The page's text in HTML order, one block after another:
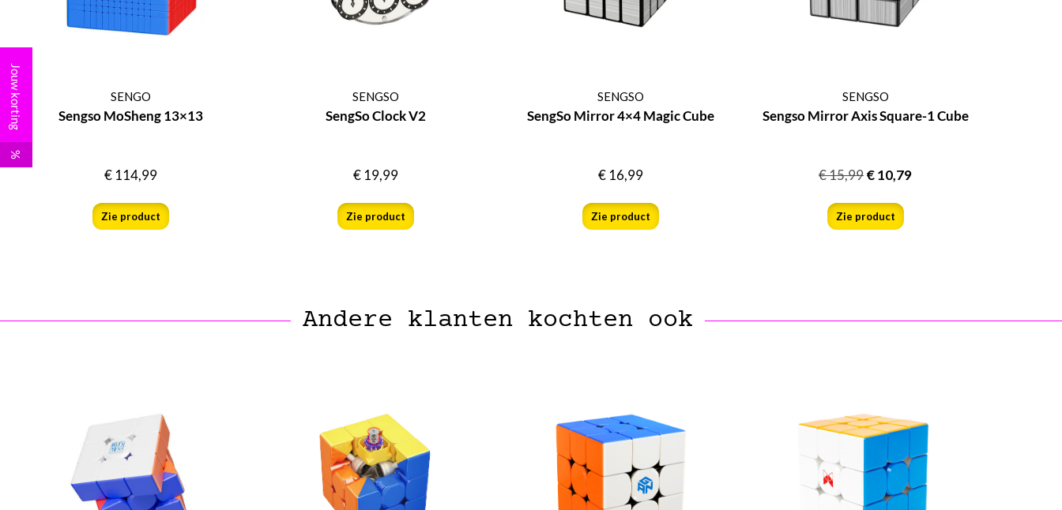
SENGO
Sengso MoSheng 13×13
€114,99
Zie product
SENGSO
SengSo Clock V2
€19,99
Zie product
SENGSO
SengSo Mirror 4×4 Magic Cube
€16,99
Zie product
SENGSO
Sengso Mirror Axis Square-1 Cube
€15,99€10,79
Zie product
Andere klanten kochten ook
Jouw korting
%